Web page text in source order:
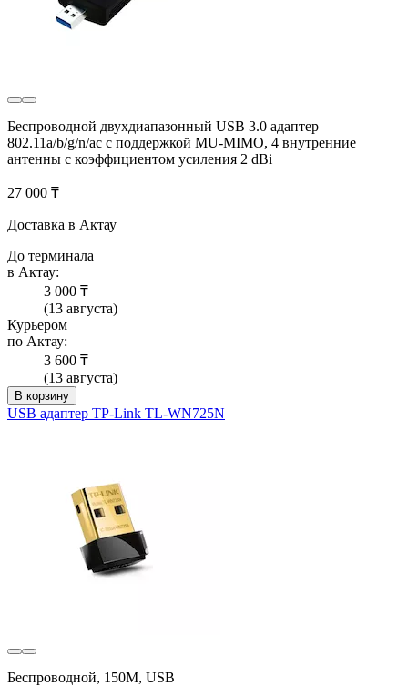
Беспроводной двухдиапазонный USB 3.0 адаптер
802.11a/b/g/n/ac с поддержкой MU-MIMO, 4 внутренние
антенны с коэффициентом усиления 2 dBi
27 000 ₸
Доставка в Актау
До терминала
в Актау:
3 000 ₸
(13 августа)
Курьером
по Актау:
3 600 ₸
(13 августа)
В корзину
USB адаптер TP-Link TL-WN725N
Беспроводной, 150M, USB